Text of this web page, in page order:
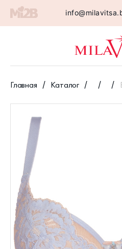
Главная Каталог